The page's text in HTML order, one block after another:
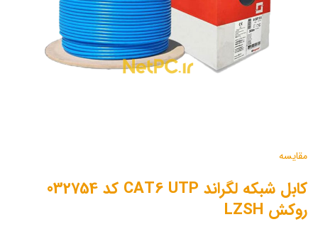
مقایسه
کابل شبکه لگراند CAT6 UTP کد 032754
روکش LZSH